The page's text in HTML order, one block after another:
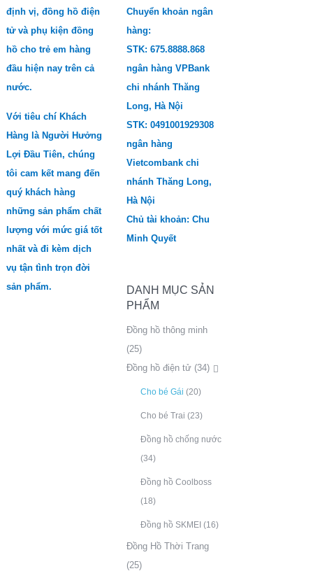
định vị, đồng hồ điện
tử và phụ kiện đồng
hồ cho trẻ em hàng
đầu hiện nay trên cả
nước.
Với tiêu chí Khách
Hàng là Người Hưởng
Lợi Đầu Tiên, chúng
tôi cam kết mang đến
quý khách hàng
những sản phẩm chất
lượng với mức giá tốt
nhất và đi kèm dịch
vụ tận tình trọn đời
sản phẩm.
Chuyển khoản ngân
hàng:
STK: 675.8888.868
ngân hàng VPBank
chi nhánh Thăng
Long, Hà Nội
STK: 0491001929308
ngân hàng
Vietcombank chi
nhánh Thăng Long,
Hà Nội
Chủ tài khoản: Chu
Minh Quyết
DANH MỤC SẢN
PHẨM
Đồng hồ thông minh
(25)
Đồng hồ điện tử (34)
Cho bé Gái (20)
Cho bé Trai (23)
Đồng hồ chống nước
(34)
Đồng hồ Coolboss
(18)
Đồng hồ SKMEI (16)
Đồng Hồ Thời Trang
(25)